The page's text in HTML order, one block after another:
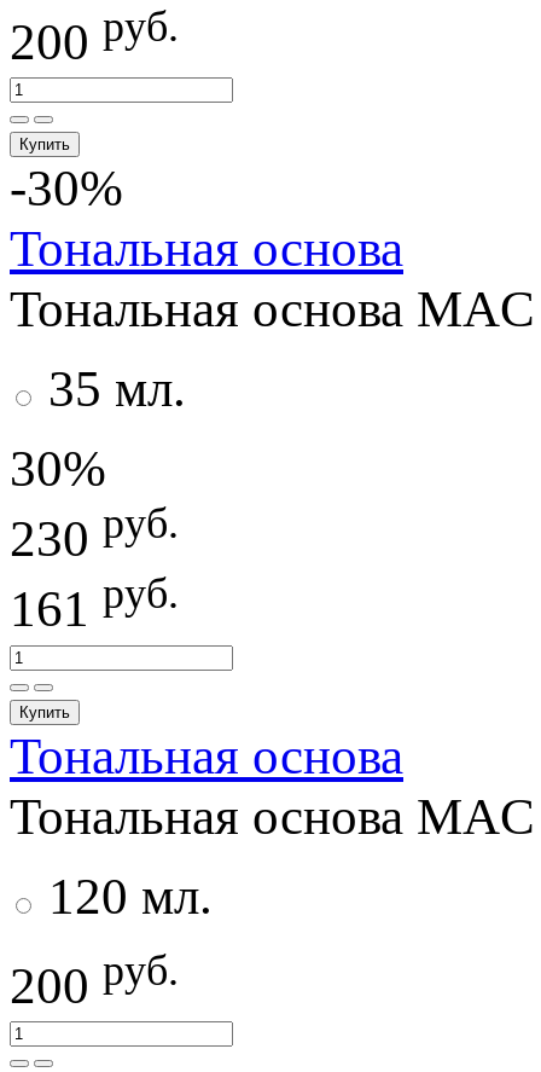
200 руб.
Купить
-30%
Тональная основа
Тональная основа
35 мл.
30%
230 руб.
161 руб.
Купить
Тональная основа
Тональная основа
120 мл.
200 руб.